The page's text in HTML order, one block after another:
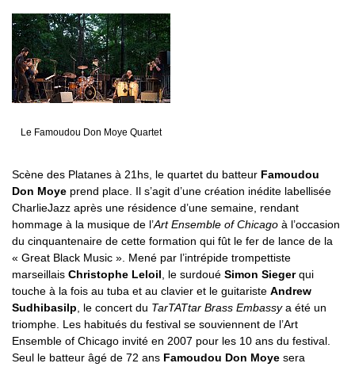
Le Famoudou Don Moye Quartet
Scène des Platanes à 21hs, le quartet du batteur Famoudou
Don Moye prend place. Il s’agit d’une création inédite labellisée
CharlieJazz après une résidence d’une semaine, rendant
hommage à la musique de l’Art Ensemble of Chicago à l’occasion
du cinquantenaire de cette formation qui fût le fer de lance de la
« Great Black Music ». Mené par l’intrépide trompettiste
marseillais Christophe Leloil, le surdoué Simon Siegerqui
touche à la fois au tuba et au clavier et le guitariste Andrew
Sudhibasilp, le concert du TarTATtar Brass Embassya été un
triomphe. Les habitués du festival se souviennent de l’Art
Ensemble of Chicago invité en 2007 pour les 10 ans du festival.
Seul le batteur âgé de 72 ans Famoudou Don Moye sera